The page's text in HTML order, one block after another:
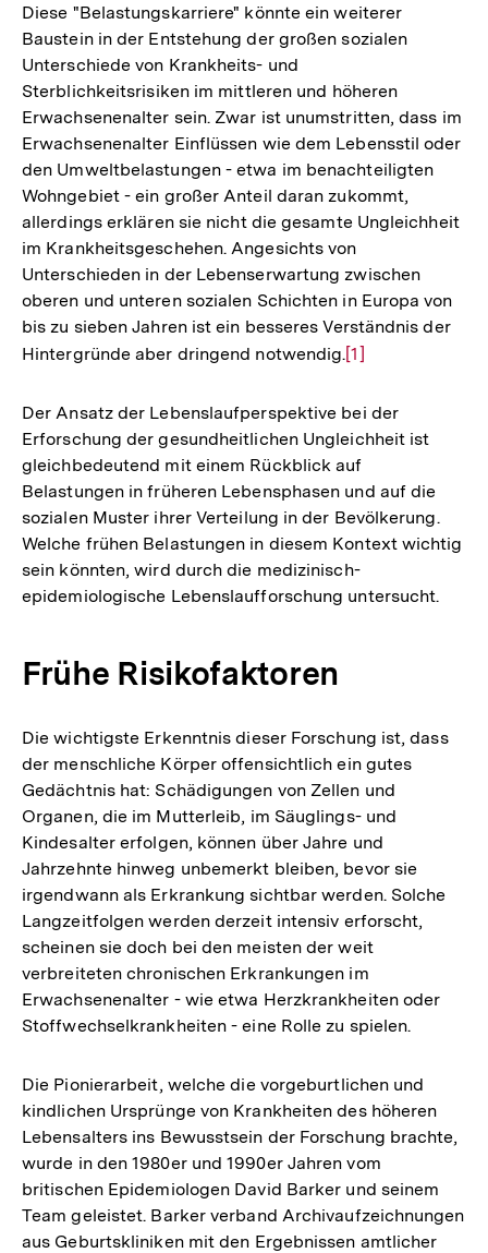
Diese "Belastungskarriere" könnte ein weiterer
Baustein in der Entstehung der großen sozialen
Unterschiede von Krankheits- und
Sterblichkeitsrisiken im mittleren und höheren
Erwachsenenalter sein. Zwar ist unumstritten, dass im
Erwachsenenalter Einflüssen wie dem Lebensstil oder
den Umweltbelastungen - etwa im benachteiligten
Wohngebiet - ein großer Anteil daran zukommt,
allerdings erklären sie nicht die gesamte Ungleichheit
im Krankheitsgeschehen. Angesichts von
Unterschieden in der Lebenserwartung zwischen
oberen und unteren sozialen Schichten in Europa von
bis zu sieben Jahren ist ein besseres Verständnis der
Hintergründe aber dringend notwendig.Zur
der
Fußnote
[1]
Der Ansatz der Lebenslaufperspektive bei der
Erforschung der gesundheitlichen Ungleichheit ist
gleichbedeutend mit einem Rückblick auf
Belastungen in früheren Lebensphasen und auf die
sozialen Muster ihrer Verteilung in der Bevölkerung.
Welche frühen Belastungen in diesem Kontext wichtig
sein könnten, wird durch die medizinisch-
epidemiologische Lebenslaufforschung untersucht.
Frühe Risikofaktoren
Die wichtigste Erkenntnis dieser Forschung ist, dass
der menschliche Körper offensichtlich ein gutes
Gedächtnis hat: Schädigungen von Zellen und
Organen, die im Mutterleib, im Säuglings- und
Kindesalter erfolgen, können über Jahre und
Jahrzehnte hinweg unbemerkt bleiben, bevor sie
irgendwann als Erkrankung sichtbar werden. Solche
Langzeitfolgen werden derzeit intensiv erforscht,
scheinen sie doch bei den meisten der weit
verbreiteten chronischen Erkrankungen im
Erwachsenenalter - wie etwa Herzkrankheiten oder
Stoffwechselkrankheiten - eine Rolle zu spielen.
Die Pionierarbeit, welche die vorgeburtlichen und
kindlichen Ursprünge von Krankheiten des höheren
Lebensalters ins Bewusstsein der Forschung brachte,
wurde in den 1980er und 1990er Jahren vom
britischen Epidemiologen David Barker und seinem
Team geleistet. Barker verband Archivaufzeichnungen
aus Geburtskliniken mit den Ergebnissen amtlicher